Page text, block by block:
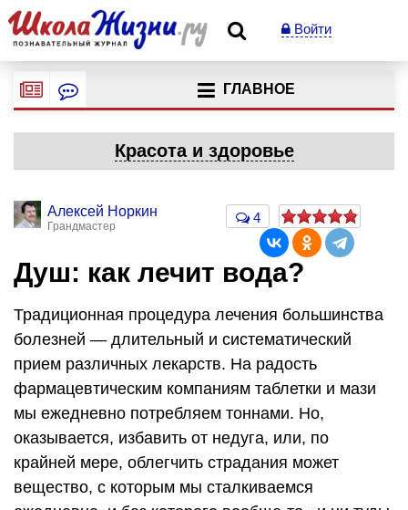
Войти
ГЛАВНОЕ
Красота и здоровье
Алексей Норкин
Грандмастер
4
Душ: как лечит вода?
Традиционная процедура лечения большинства
болезней — длительный и систематический
прием различных лекарств. На радость
фармацевтическим компаниям таблетки и мази
мы ежедневно потребляем тоннами. Но,
оказывается, избавить от недуга, или, по
крайней мере, облегчить страдания может
вещество, с которым мы сталкиваемся